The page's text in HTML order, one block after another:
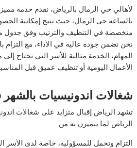
لأهالي حي الرمال بالرياض، نقدم خدمة
بالساعه حى الرمال، حيث نتيح إمكانية
متخصصة في التنظيف والترتيب وفق جدول
نحن نضمن جودة عالية في الأداء، مع التزام
المهام، الخدمة مثالية للأسر التي تحتاج
الأعمال اليومية أو تنظيف عميق قبل
شغالات اندونيسيات
تشهد الرياض إقبال متزايد على شغالات
الرياض لما يتميزن به من
التزام وتحمل للمسؤولية، خاصة لدى الأسر